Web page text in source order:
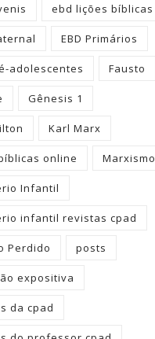
ebd lições bíblicas
EBD Primários
adolescentes Fausto
Gênesis 1
Karl Marx
online Marxismo
Infantil
infantil revistas cpad
Perdido posts
expositiva
da cpad